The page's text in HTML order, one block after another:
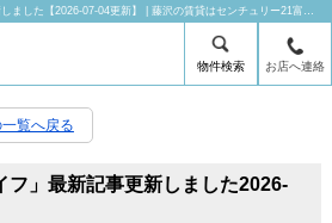
「はじめよう藤沢ライフ」最新記事更新しました【2026-07-04更新】 | 藤沢の賃貸はセンチュリー21富士ハウジングにお任せ下さい！
物件検索 お店へ連絡
覧へ戻る
フ」最新記事更新しました2026-